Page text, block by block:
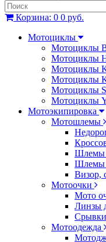
Корзина: 0 0 руб.
Мотоциклы
Мотоциклы
Мотоциклы
Мотоциклы
Мотоциклы
Мотоциклы
Мотоциклы
Мотоэкипировка
Мотошлемы
Шлемы
Шлемы
Визор,
Мотоочки
Мото
Линзы
Срывки
Мотоодежда